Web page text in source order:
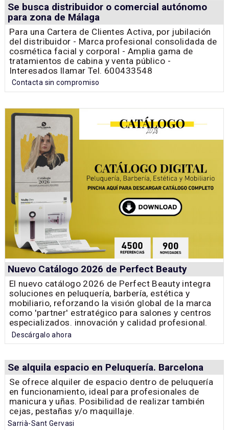
Se busca distribuidor o comercial autónomo
para zona de Málaga
Para una Cartera de Clientes Activa, por jubilación
del distribuidor - Marca profesional consolidada de
cosmética facial y corporal - Amplia gama de
tratamientos de cabina y venta público -
Interesados llamar Tel. 600433548
Contacta sin compromiso
Nuevo Catálogo 2026 de Perfect Beauty
El nuevo catálogo 2026 de Perfect Beauty integra
soluciones en peluquería, barbería, estética y
mobiliario, reforzando la visión global de la marca
como 'partner' estratégico para salones y centros
especializados. innovación y calidad profesional.
Descárgalo ahora
Se alquila espacio en Peluquería. Barcelona
Se ofrece alquiler de espacio dentro de peluquería
en funcionamiento, ideal para profesionales de
manicura y uñas. Posibilidad de realizar también
cejas, pestañas y/o maquillaje.
Sarrià-Sant Gervasi